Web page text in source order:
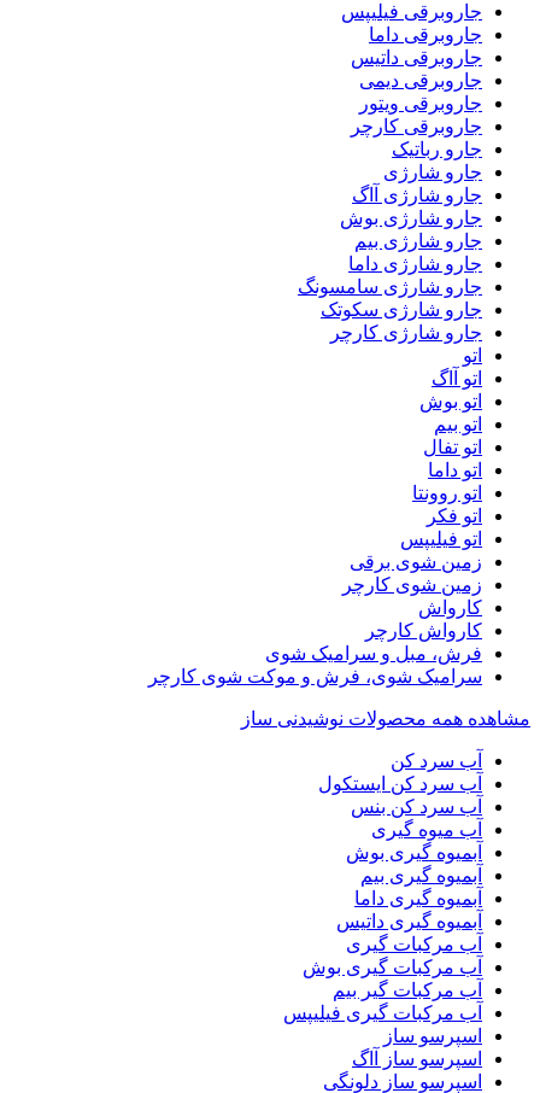
جاروبرقی فیلیپس
جاروبرقی داما
جاروبرقی داتیس
جاروبرقی دیمی
جاروبرقی ویتور
جاروبرقی کارچر
جارو رباتیک
جارو شارژی
جارو شارژی آاگ
جارو شارژی بوش
جارو شارژی بیم
جارو شارژی داما
جارو شارژی سامسونگ
جارو شارژی سکوتک
جارو شارژی کارچر
اتو
اتو آاگ
اتو بوش
اتو بیم
اتو تفال
اتو داما
اتو روونتا
اتو فکر
اتو فیلیپس
زمین شوی برقی
زمین شوی کارچر
کارواش
کارواش کارچر
فرش، مبل و سرامیک شوی
سرامیک شوی، فرش و موکت شوی کارچر
مشاهده همه محصولات نوشیدنی ساز
آب سرد کن
آب سرد کن ایستکول
آب سرد کن بنس
آب میوه گیری
آبمیوه گیری بوش
آبمیوه گیری بیم
آبمیوه گیری داما
آبمیوه گیری داتیس
آب مرکبات گیری
آب مرکبات گیری بوش
آب مرکبات گیر بیم
آب مرکبات گیری فیلیپس
اسپرسو ساز
اسپرسو ساز آاگ
اسپرسو ساز دلونگی